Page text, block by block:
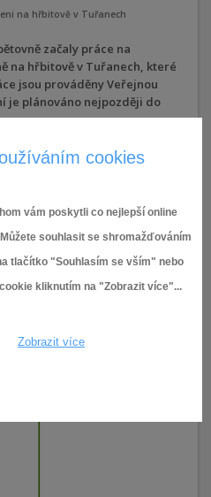
cookies
vám poskytli co nejlepší online
souhlasit se shromažďováním
tlačítko "Souhlasím se vším" nebo
kliknutím na "Zobrazit více"...
Zobrazit více
na hřbitově v Tuřanech
začaly práce na
na hřbitově v Tuřanech, které
jsou prováděny Veřejnou
je plánováno nejpozději do
hřbitova po dobu